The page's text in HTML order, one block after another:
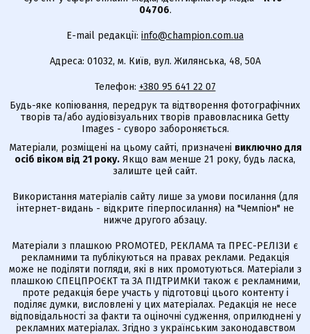
04706.
E-mail редакції: info@champion.com.ua
Адреса: 01032, м. Київ, вул. Жилянська, 48, 50А
Телефон: +380 95 641 22 07
Будь-яке копіювання, передрук та відтворення фотографічних
творів та/або аудіовізуальних творів правовласника Getty
Images - суворо забороняється.
Матеріали, розміщені на цьому сайті, призначені виключно для
осіб віком від 21 року. Якщо вам менше 21 року, будь ласка,
залиште цей сайт.
Використання матеріалів сайту лише за умови посилання (для
інтернет-видань - відкрите гіперпосилання) на "Чемпіон" не
нижче другого абзацу.
Матеріали з плашкою PROMOTED, РЕКЛАМА та ПРЕС-РЕЛІЗИ є
рекламними та публікуються на правах реклами. Редакція
може не поділяти погляди, які в них промотуються. Матеріали з
плашкою СПЕЦПРОЄКТ та ЗА ПІДТРИМКИ також є рекламними,
проте редакція бере участь у підготовці цього контенту і
поділяє думки, висловлені у цих матеріалах. Редакція не несе
відповідальності за факти та оціночні судження, оприлюднені у
рекламних матеріалах. Згідно з українським законодавством